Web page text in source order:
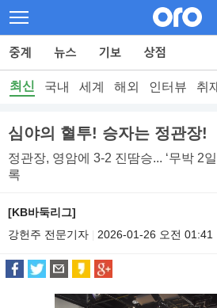
최신 국내 세계 해외 인터뷰 취
심야의 혈투! 승자는 정관장!
정관장, 영암에 3-2 진땀승... ‘무박 2
록
[KB바둑리그]
강헌주 전문기자
2026-01-26 오전 01:41